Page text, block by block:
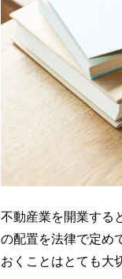
不動産業を開業する
の配置を法律で定め
おくことはとても大